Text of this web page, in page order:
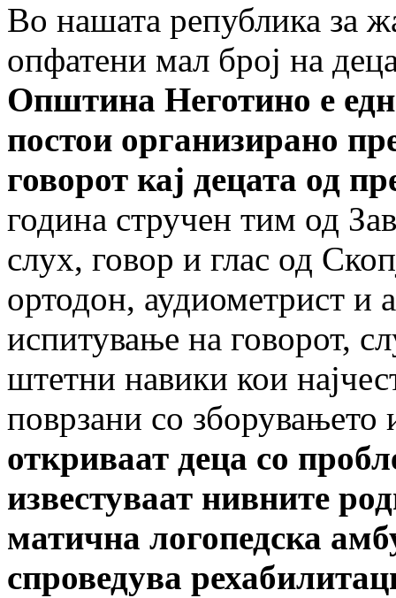
Во нашата република за
опфатени мал број на
Општина Неготино е
постои организирано
говорот кај децата од
година стручен тим од
слух, говор и глас од
ортодон, аудиометрист и
испитување на говорот,
штетни навики кои
поврзани со
откриваат деца со
известуваат нивните
матична логопедска
спроведува